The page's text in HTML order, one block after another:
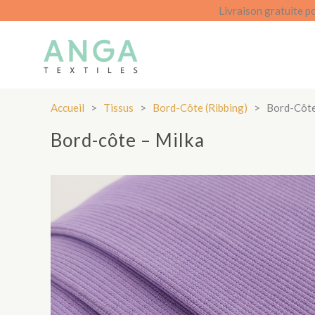
Livraison gratuite
Accueil > Tissus > Bord-Côte (ribbing) > Bord-
Bord-côte – Milka